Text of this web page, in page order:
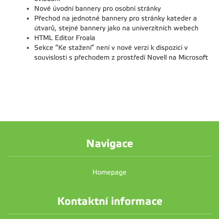
Nové úvodní bannery pro osobní stránky
Přechod na jednotné bannery pro stránky kateder a
útvarů, stejné bannery jako na univerzitních webech
HTML Editor Froala
Sekce “Ke stažení” není v nové verzi k dispozici v
souvislosti s přechodem z prostředí Novell na Microsoft
Navigace
Homepage
Kontaktní informace